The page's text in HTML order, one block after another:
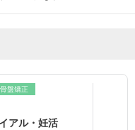
骨盤矯正
アル・妊活